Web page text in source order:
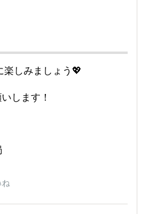
しみましょう💖
します！